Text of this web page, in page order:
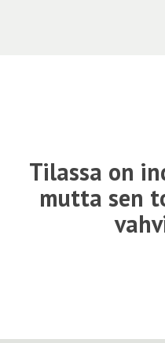
Tilassa on
mutta sen